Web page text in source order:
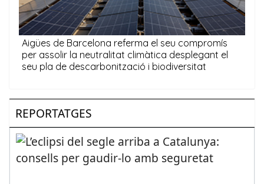
REPORTATGES